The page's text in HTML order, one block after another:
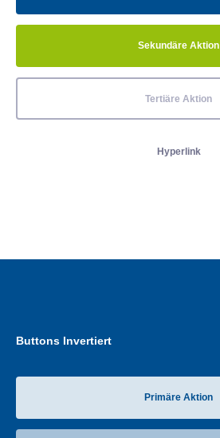
Sekundäre Aktion
Tertiäre Aktion
Hyperlink
Buttons Invertiert
Primäre Aktion